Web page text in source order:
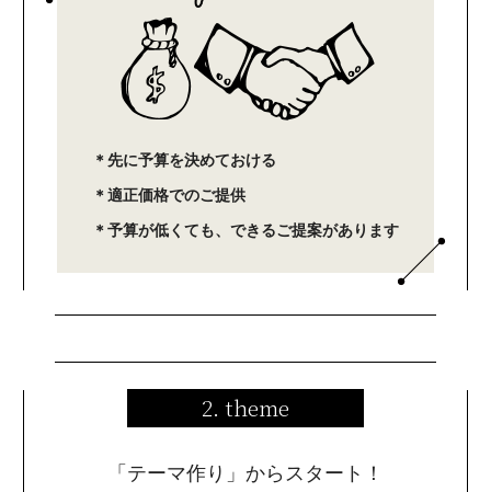
＊先に予算を決めておける
＊適正価格でのご提供
＊予算が低くても、できるご提案があります
2. theme
「テーマ作り」からスタート！